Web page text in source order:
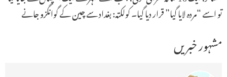
تو اسے “مردہ لایا گیا” قرار دیا گیا۔ کولکتہ: بغداد سے چین کے گوانگزو جانے
مشہور خبریں